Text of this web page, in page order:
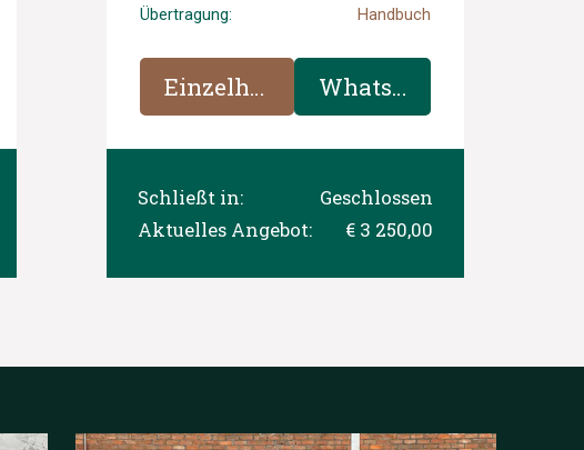
Übertragung: Handbuch
Einzelheiten WhatsApp
Schließt in:
Geschlossen
Aktuelles Angebot:
€ 3 250,00